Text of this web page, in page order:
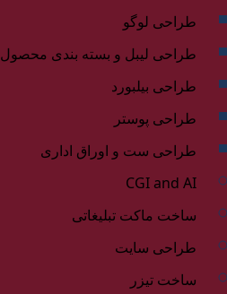
طراحی لوگو
طراحی لیبل و بسته بندی محصول
طراحی بیلبورد
طراحی پوستر
طراحی ست و اوراق اداری
CGI and AI
ساخت ماکت تبلیغاتی
طراحی سایت
ساخت تیزر